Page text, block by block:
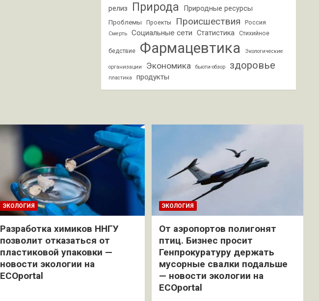
релиз
Природа Природные ресурсы
Проблемы Проекты Происшествия Россия
Смерть Социальные сети Статистика Стихийное
бедствие Фармацевтика Экологические
организации Экономика бьюти-обзор здоровье
пластика продукты
ЭКОЛОГИЯ
Разработка химиков ННГУ
позволит отказаться от
пластиковой упаковки —
новости экологии на
ECOportal
ЭКОЛОГИЯ
От аэропортов полигонят
птиц. Бизнес просит
Генпрокуратуру держать
мусорные свалки подальше
— новости экологии на
ECOportal